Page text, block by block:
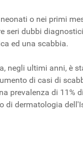
o nei primi
seri dubbi
ed una scabbia.
negli ultimi anni, è
di casi di
prevalenza di 11%
di dermatologia